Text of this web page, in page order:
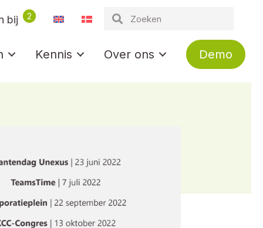
bij 2
Kennis Over ons Demo